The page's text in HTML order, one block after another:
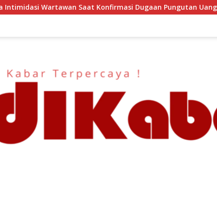
Dugaan Pungutan Uang Gedung, Anggota Komite